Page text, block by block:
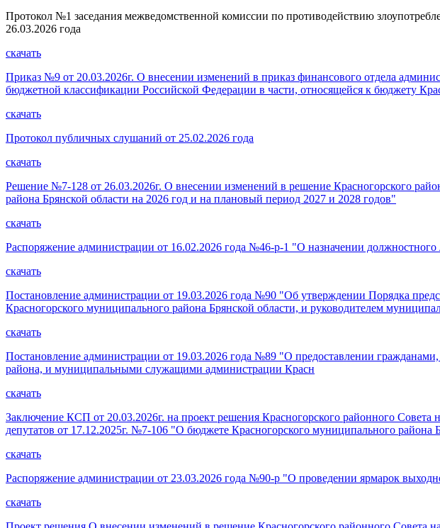
Протокол №1 заседания межведомственной комиссии по противодействию
26.03.2026 года
скачать
Приказ №9 от 20.03.2026г. О внесении изменений в приказ финансового отдела
бюджетной классификации Российской Федерации в части, относящейся к бюджету
скачать
Протокол публичных слушаний от 25.02.2026 года
скачать
Решение №7-128 от 26.03.2026г. О внесении изменений в решение Красногорского
района Брянской области на 2026 год и на плановый период 2027 и 2028 годов"
скачать
Распоряжение администрации от 16.02.2026 года №46-р-1 "О назначении
скачать
Постановление администрации от 19.03.2026 года №90 "Об утверждении Порядка
Красногорского муниципального района Брянской области, и руководителем
скачать
Постановление администрации от 19.03.2026 года №89 "О предоставлении
района, и муниципальными служащими администрации Красн
скачать
Заключение КСП от 20.03.2026г. на проект решения Красногорского районного
депутатов от 17.12.2025г. №7-106 "О бюджете Красногорского муниципального района
скачать
Распоряжение администрации от 23.03.2026 года №90-р "О проведении ярмарок
скачать